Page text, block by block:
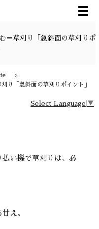
メ
＝草刈り「急斜面の草刈りポ
り「急斜面の草刈りポイント」
Select Language ▼
い機で草刈りは、必
え。